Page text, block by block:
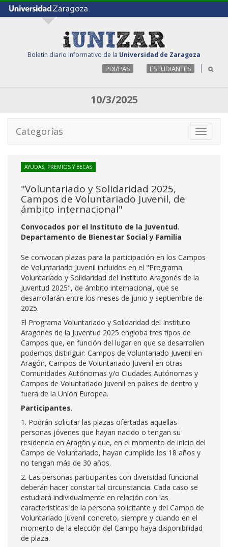
Boletín diario informativo de la Universidad de Zaragoza
PDI/PAS ESTUDIANTES
10/3/2025
Toggle
Categorías
AYUDAS, PREMIOS Y BECAS
"Voluntariado y Solidaridad 2025,
Campos de Voluntariado Juvenil, de
ámbito internacional"
Convocados por el Instituto de la Juventud.
Departamento de Bienestar Social y Familia
Se convocan plazas para la participación en los Campos
de Voluntariado Juvenil incluidos en el "Programa
Voluntariado y Solidaridad del Instituto Aragonés de la
Juventud 2025", de ámbito internacional, que se
desarrollarán entre los meses de junio y septiembre de
2025.
El Programa Voluntariado y Solidaridad del Instituto
Aragonés de la Juventud 2025 engloba tres tipos de
Campos que, en función del lugar en que se desarrollen
podemos distinguir: Campos de Voluntariado Juvenil en
Aragón, Campos de Voluntariado Juvenil en otras
Comunidades Autónomas y/o Ciudades Autónomas y
Campos de Voluntariado Juvenil en países de dentro y
fuera de la Unión Europea.
Participantes.
1. Podrán solicitar las plazas ofertadas aquellas
personas jóvenes que hayan nacido o tengan su
residencia en Aragón y que, en el momento de inicio del
Campo de Voluntariado, hayan cumplido los 18 años y
no tengan más de 30 años.
2. Las personas participantes con diversidad funcional
deberán hacer constar tal circunstancia. Cada caso se
estudiará individualmente en relación con las
características de la persona solicitante y del Campo de
Voluntariado Juvenil concreto, siempre y cuando en el
momento de la elección del Campo haya disponibilidad
de plaza.